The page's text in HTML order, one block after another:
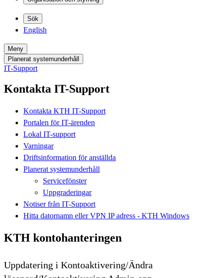
Sök
English
Meny
Planerat systemunderhåll
IT-Support
Kontakta IT-Support
Kontakta KTH IT-Support
Portalen för IT-ärenden
Lokal IT-support
Varningar
Driftsinformation för anställda
Planerat systemunderhåll
Servicefönster
Uppgraderingar
Notiser från IT-Support
Hitta datornamn eller VPN IP adress - KTH Windows
KTH kontohanteringen
Uppdatering i Kontoaktivering/Ändra